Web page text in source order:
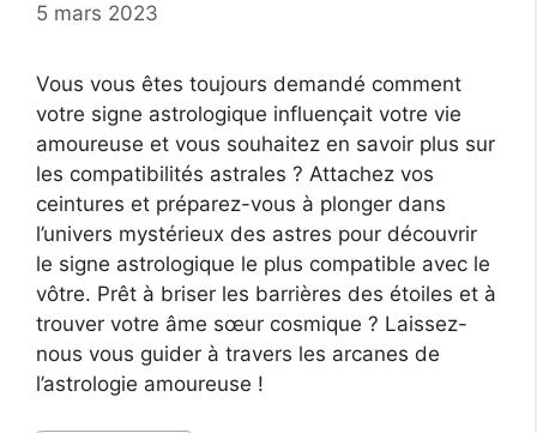
5 mars 2023
Vous vous êtes toujours demandé comment
votre signe astrologique influençait votre vie
amoureuse et vous souhaitez en savoir plus sur
les compatibilités astrales ? Attachez vos
ceintures et préparez-vous à plonger dans
l’univers mystérieux des astres pour découvrir
le signe astrologique le plus compatible avec le
vôtre. Prêt à briser les barrières des étoiles et à
trouver votre âme sœur cosmique ? Laissez-
nous vous guider à travers les arcanes de
l’astrologie amoureuse !